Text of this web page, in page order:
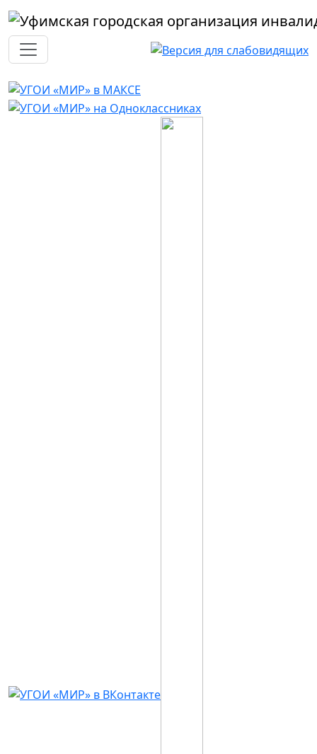
Перейти к основному содержанию